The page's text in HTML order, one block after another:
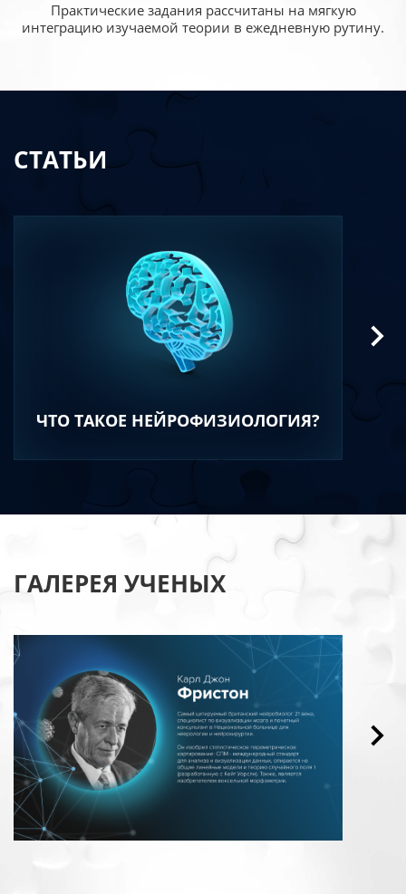
Практические задания рассчитаны на мягкую
интеграцию изучаемой теории в ежедневную рутину.
СТАТЬИ
ЧТО ТАКОЕ НЕЙРОФИЗИОЛОГИЯ?
ГАЛЕРЕЯ УЧЕНЫХ